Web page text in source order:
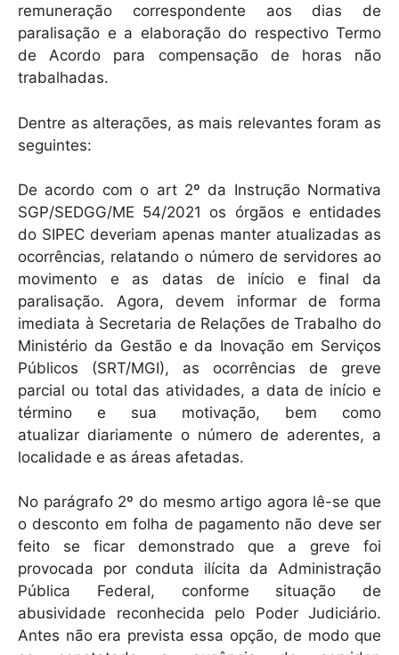
remuneração correspondente aos dias de
paralisação e a elaboração do respectivo Termo
de Acordo para compensação de horas não
trabalhadas.
Dentre as alterações, as mais relevantes foram as
seguintes:
De acordo com o art 2º da Instrução Normativa
SGP/SEDGG/ME 54/2021 os órgãos e entidades
do SIPEC deveriam apenas manter atualizadas as
ocorrências, relatando o número de servidores ao
movimento e as datas de início e final da
paralisação. Agora, devem informar de forma
imediata à Secretaria de Relações de Trabalho do
Ministério da Gestão e da Inovação em Serviços
Públicos (SRT/MGI), as ocorrências de greve
parcial ou total das atividades, a data de início e
término e sua motivação, bem como
atualizar diariamente o número de aderentes, a
localidade e as áreas afetadas.
No parágrafo 2º do mesmo artigo agora lê-se que
o desconto em folha de pagamento não deve ser
feito se ficar demonstrado que a greve foi
provocada por conduta ilícita da Administração
Pública Federal, conforme situação de
abusividade reconhecida pelo Poder Judiciário.
Antes não era prevista essa opção, de modo que